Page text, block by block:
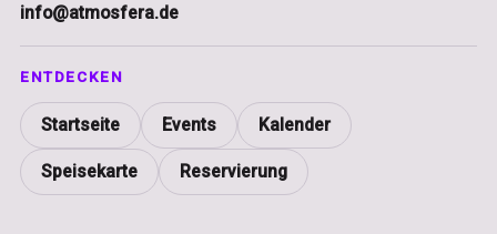
info@atmosfera.de
ENTDECKEN
Startseite Events Kalender
Speisekarte Reservierung